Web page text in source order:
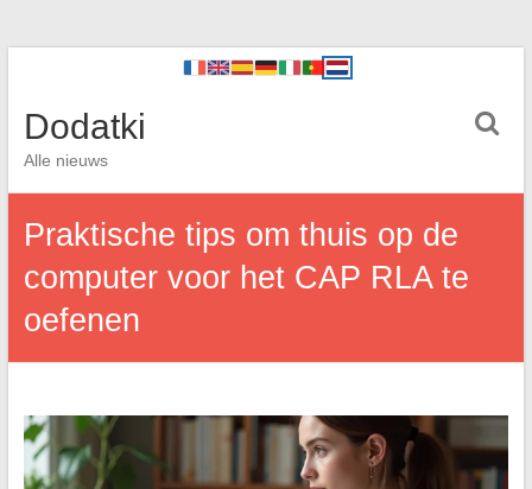
Dodatki
Alle nieuws
Praktische tips om thuis op de
computer voor het CAP RLA te
oefenen